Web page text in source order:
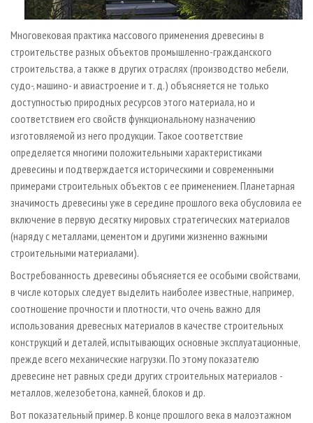
Многовековая практика массового применения древесины в
строительстве разных объектов промышленно-гражданского
строительства, а также в других отраслях (производство мебели,
судо-, машино- и авиастроение и т. д.) объясняется не только
доступностью природных ресурсов этого материала, но и
соответствием его свойств функциональному назначению
изготовляемой из него продукции. Такое соответствие
определяется многими положительными характеристиками
древесины и подтверждается историческими и современными
примерами строительных объектов с ее применением. Планетарная
значимость древесины уже в середине прошлого века обусловила ее
включение в первую десятку мировых стратегических материалов
(наряду с металлами, цементом и другими жизненно важными
строительными материалами).
Востребованность древесины объясняется ее особыми свойствами,
в числе которых следует выделить наиболее известные, например,
соотношение прочности и плотности, что очень важно для
использования древесных материалов в качестве строительных
конструкций и деталей, испытывающих основные эксплуатационные,
прежде всего механические нагрузки. По этому показателю
древесине нет равных среди других строительных материалов -
металлов, железобетона, камней, блоков и др.
Вот показательный пример. В конце прошлого века в малоэтажном